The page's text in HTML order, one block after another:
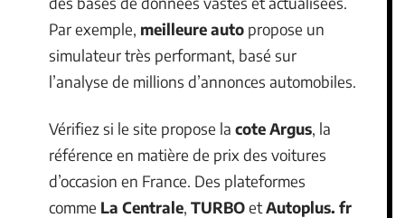
Par exemple, meilleure auto propose un
simulateur très performant, basé sur
l’analyse de millions d’annonces automobiles.
Vérifiez si le site propose la cote Argus, la
référence en matière de prix des voitures
d’occasion en France. Des plateformes
comme La Centrale, TURBOetAutoplus. fr